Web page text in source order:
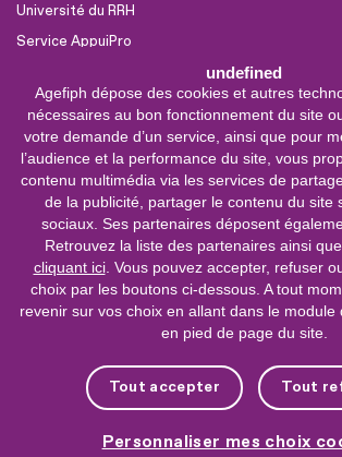
undefined
Agefiph dépose des cookies et autres
nécessaires au bon fonctionnement du site
votre demande d’un service, ainsi que pour
l’audience et la performance du site, vous
contenu multimédia via les services de
de la publicité, partager le contenu du site
sociaux. Ses partenaires déposent
Retrouvez la liste des partenaires ainsi
cliquant ici. Vous pouvez accepter, refuser
choix par les boutons ci-dessous. A tout
revenir sur vos choix en allant dans le module
en pied de page du site.
Tout accepter Tout
Personnaliser mes choix
Université du RRH
Service AppuiPro
Nous suivre
Youtube
Linkedin
Facebook
0 800 11 10 09
Service &
appel gratuits
Nous contacter
Plateforme de mise en contact LSF